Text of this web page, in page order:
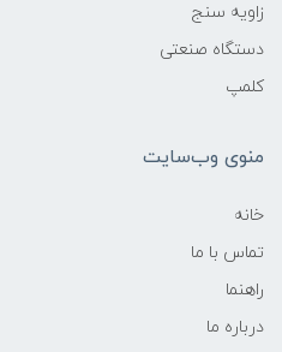
زاویه سنج
دستگاه صنعتی
کلمپ
منوی وب‌سایت
خانه
تماس با ما
راهنما
درباره ما